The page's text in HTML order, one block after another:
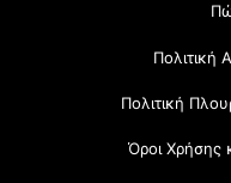
Πολιτική
Πολιτική
Όροι Χρήσης